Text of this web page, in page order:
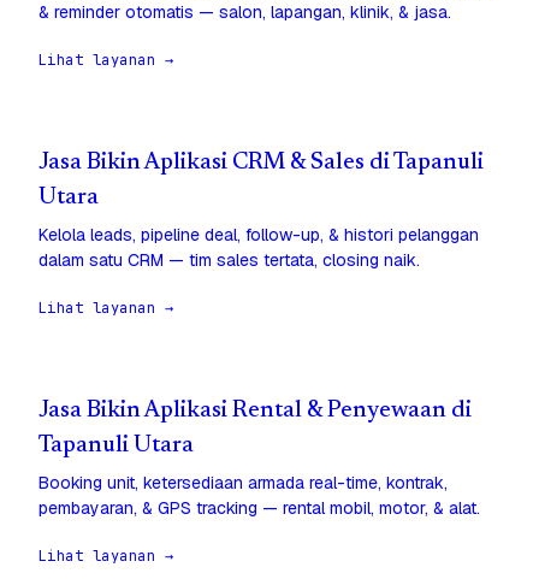
& reminder otomatis — salon, lapangan, klinik, & jasa.
Lihat layanan →
Jasa Bikin Aplikasi CRM & Sales di Tapanuli
Utara
Kelola leads, pipeline deal, follow-up, & histori pelanggan
dalam satu CRM — tim sales tertata, closing naik.
Lihat layanan →
Jasa Bikin Aplikasi Rental & Penyewaan di
Tapanuli Utara
Booking unit, ketersediaan armada real-time, kontrak,
pembayaran, & GPS tracking — rental mobil, motor, & alat.
Lihat layanan →